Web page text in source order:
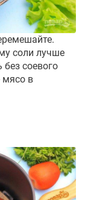
соли лучше
соевого
мясо в